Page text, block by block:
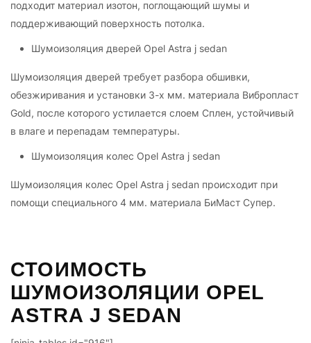
подходит материал изотон, поглощающий шумы и
поддерживающий поверхность потолка.
Шумоизоляция дверей Opel Astra j sedan
Шумоизоляция дверей требует разбора обшивки,
обезжиривания и установки 3-х мм. материала Вибропласт
Gold, после которого устилается слоем Сплен, устойчивый
в влаге и перепадам температуры.
Шумоизоляция колес Opel Astra j sedan
Шумоизоляция колес Opel Astra j sedan происходит при
помощи специального 4 мм. материала БиМаст Супер.
СТОИМОСТЬ
ШУМОИЗОЛЯЦИИ OPEL
ASTRA J SEDAN